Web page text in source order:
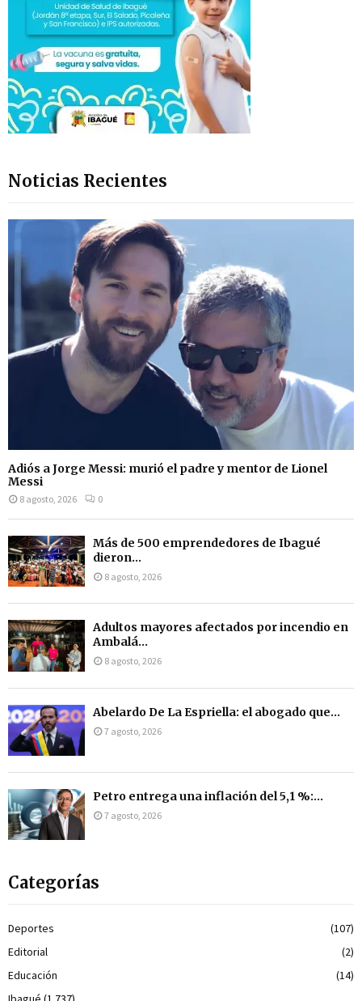
Noticias Recientes
Adiós a Jorge Messi: murió el padre y mentor de Lionel
Messi
8 agosto, 2026 0
Más de 500 emprendedores de Ibagué
dieron...
8 agosto, 2026
Adultos mayores afectados por incendio en
Ambalá...
8 agosto, 2026
Abelardo De La Espriella: el abogado que...
7 agosto, 2026
Petro entrega una inflación del 5,1 %:...
7 agosto, 2026
Categorías
Deportes
(107)
Editorial
(2)
Educación
(14)